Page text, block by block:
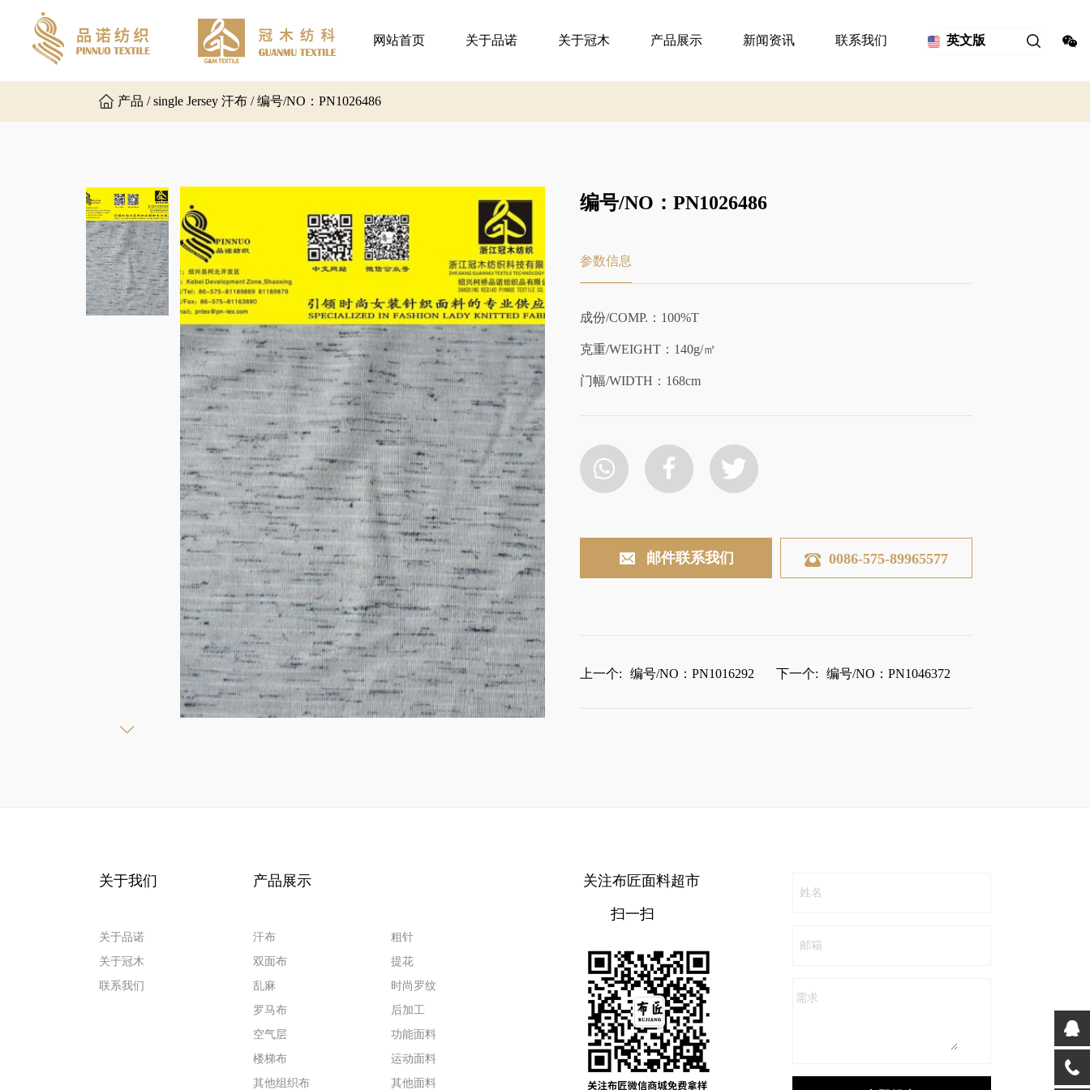
网站首页 关于品诺 关于冠木 产品展示 新闻资讯 联系我们 英文版
产品 / single Jersey 汗布 / 编号/NO：PN1026486
编号/NO：PN1026486
参数信息
成份/COMP.：100%T
克重/WEIGHT：140g/㎡
门幅/WIDTH：168cm
邮件联系我们 0086-575-89965577
上一个: 编号/NO：PN1016292 下一个: 编号/NO：PN1046372
关于我们
关于品诺
关于冠木
联系我们
产品展示
汗布
双面布
乱麻
罗马布
空气层
楼梯布
其他组织布
粗针
提花
时尚罗纹
后加工
功能面料
运动面料
其他面料
关注布匠面料超市
扫一扫
姓名
邮箱
需求